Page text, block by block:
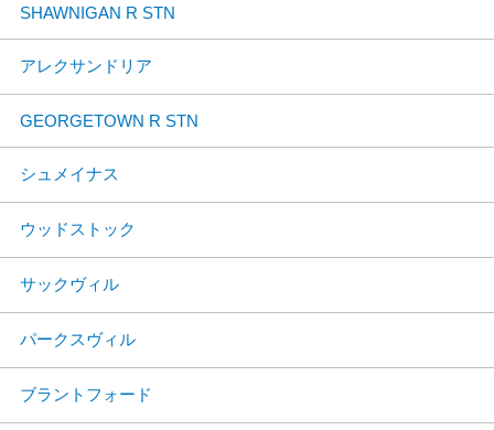
SHAWNIGAN R STN
アレクサンドリア
GEORGETOWN R STN
シュメイナス
ウッドストック
サックヴィル
パークスヴィル
ブラントフォード